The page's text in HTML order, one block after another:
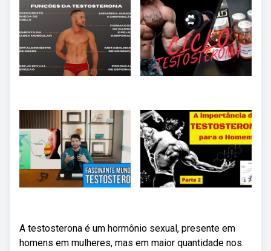
A testosterona é um hormônio sexual, presente em
homens em mulheres, mas em maior quantidade nos.